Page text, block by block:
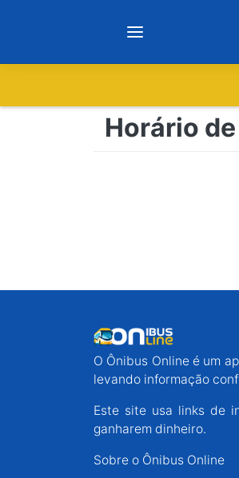
Notícias
Espírito Santo
Paraná
Horário
O Ônibus Online é um
levando informação
Este site usa links de
ganharem dinheiro.
Sobre o Ônibus Online